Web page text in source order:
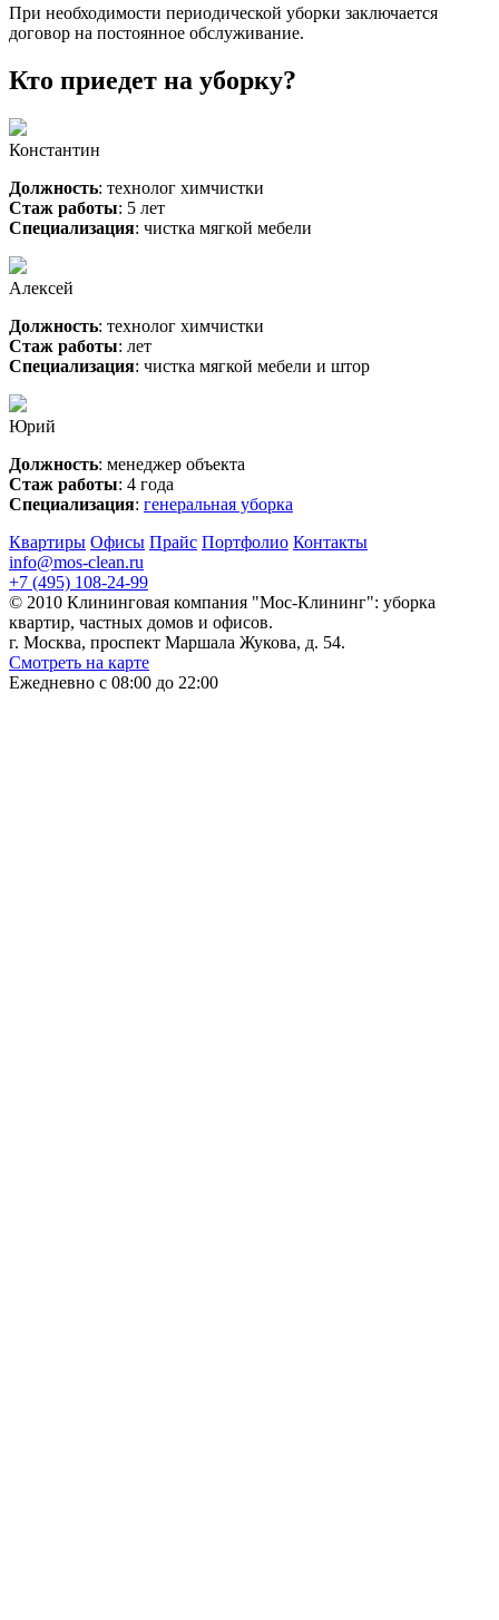
При необходимости периодической уборки заключается
договор на постоянное обслуживание.
Кто приедет на уборку?
Константин
Должность: технолог химчистки
Стаж работы: 5 лет
Специализация: чистка мягкой мебели
Алексей
Должность: технолог химчистки
Стаж работы: лет
Специализация: чистка мягкой мебели и штор
Юрий
Должность: менеджер объекта
Стаж работы: 4 года
Специализация: генеральная уборка
Квартиры Офисы Прайс Портфолио Контакты
info@mos-clean.ru
+7 (495) 108-24-99
© 2010 Клининговая компания "Мос-Клининг": уборка
квартир, частных домов и офисов.
г. Москва, проспект Маршала Жукова, д. 54.
Смотреть на карте
Ежедневно с 08:00 до 22:00